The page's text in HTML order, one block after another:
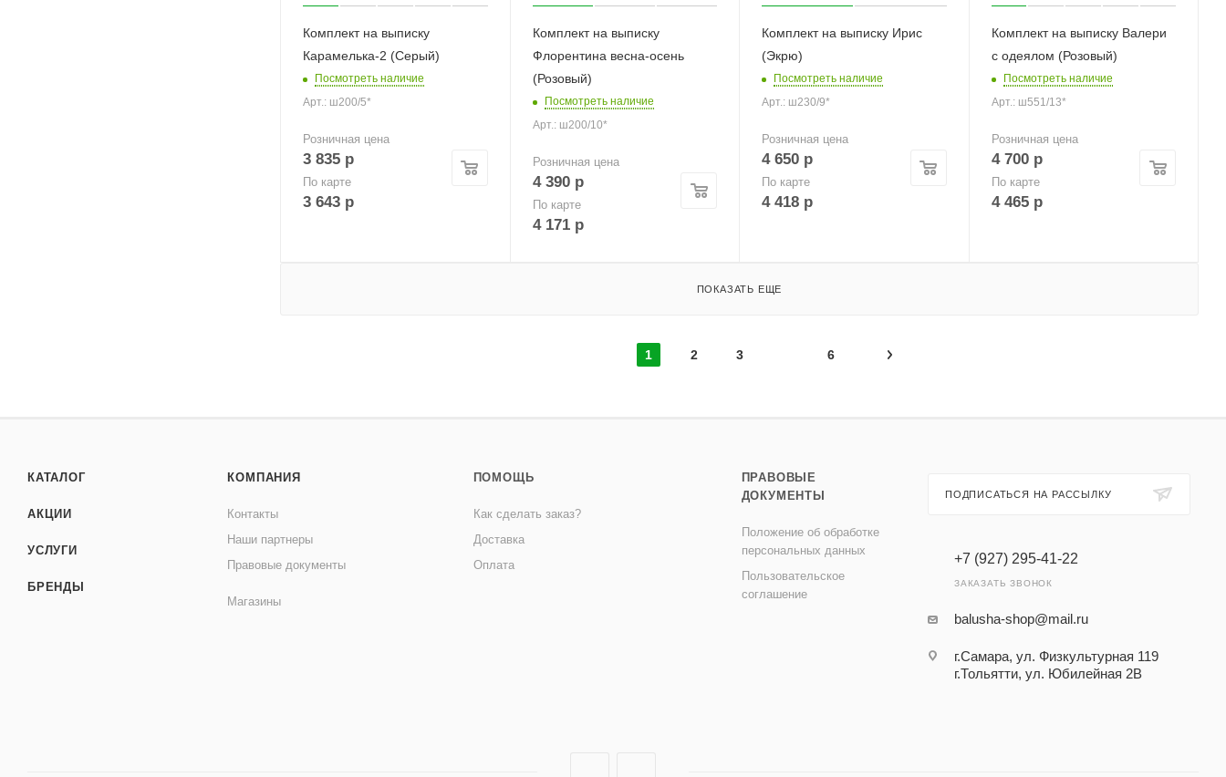
Комплект на выписку
Карамелька-2 (Серый)
Посмотреть наличие
Арт.: ш200/5*
Розничная цена
3 835 р
По карте
3 643 р
Комплект на выписку
Флорентина весна-осень
(Розовый)
Посмотреть наличие
Арт.: ш200/10*
Розничная цена
4 390р
По карте
4 171р
Комплект на выписку Ирис
(Экрю)
Посмотреть наличие
Арт.: ш230/9*
Розничная цена
4 650 р
По карте
4 418 р
Комплект на выписку Валери
с одеялом (Розовый)
Посмотреть наличие
Арт.: ш551/13*
Розничная цена
4 700р
По карте
4 465р
ПОКАЗАТЬ ЕЩЕ
1 2 3 6
КАТАЛОГ
АКЦИИ
УСЛУГИ
БРЕНДЫ
КОМПАНИЯ
Контакты
Наши партнеры
Правовые документы
Магазины
ПОМОЩЬ
Как сделать заказ?
Доставка
Оплата
ПРАВОВЫЕ
ДОКУМЕНТЫ
Положение об обработке
персональных данных
Пользовательское
соглашение
ПОДПИСАТЬСЯ НА РАССЫЛКУ
+7 (927) 295-41-22
ЗАКАЗАТЬ ЗВОНОК
balusha-shop@mail.ru
г.Самара, ул. Физкультурная 119
г.Тольятти, ул. Юбилейная 2В